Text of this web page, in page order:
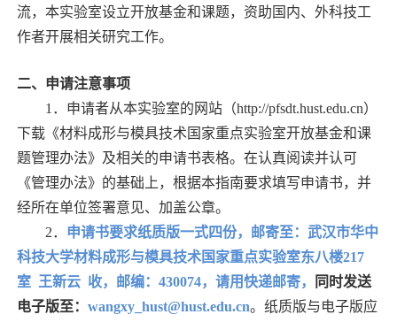
流，本实验室设立开放基金和课题，资助国内、外科技工
作者开展相关研究工作。
二、申请注意事项
1． 申请者从本实验室的网站（http://pfsdt.hust.edu.cn）
下载《材料成形与模具技术国家重点实验室开放基金和课
题管理办法》及相关的申请书表格。在认真阅读并认可
《管理办法》的基础上，根据本指南要求填写申请书，并
经所在单位签署意见、加盖公章。
2． 申请书要求纸质版一式四份，邮寄至：武汉市华中
科技大学材料成形与模具技术国家重点实验室东八楼217
室 王新云 收，邮编：430074，请用快递邮寄，
同时发送
电子版至：wangxy_hust@hust.edu.cn。纸质版与电子版应